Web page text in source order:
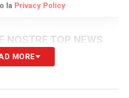
la Privacy Policy
NOSTRE TOP NEWS
MORE